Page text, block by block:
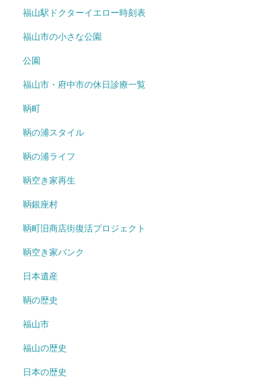
福山駅ドクターイエロー時刻表
福山市の小さな公園
公園
福山市・府中市の休日診療一覧
鞆町
鞆の浦スタイル
鞆の浦ライフ
鞆空き家再生
鞆銀座村
鞆町旧商店街復活プロジェクト
鞆空き家バンク
日本遺産
鞆の歴史
福山市
福山の歴史
日本の歴史